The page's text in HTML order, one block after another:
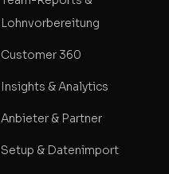
Lohnvorbereitung
Customer 360
Insights & Analytics
Anbieter & Partner
Setup & Datenimport